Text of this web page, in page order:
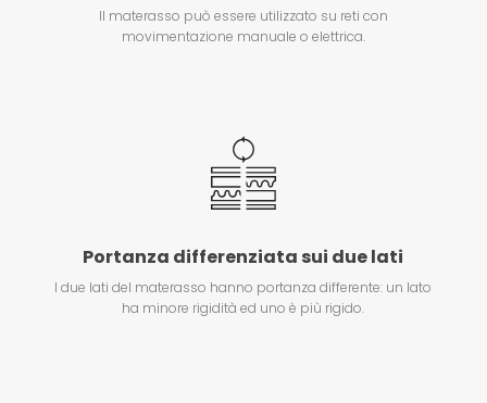
Il materasso può essere utilizzato su reti con
movimentazione manuale o elettrica.
Portanza differenziata sui due lati
I due lati del materasso hanno portanza differente: un lato
ha minore rigidità ed uno è più rigido.